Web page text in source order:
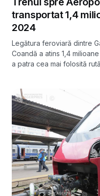
transportat 1,4
2024
Legătura feroviară dintre
Coandă a atins 1,4
a patra cea mai folosită